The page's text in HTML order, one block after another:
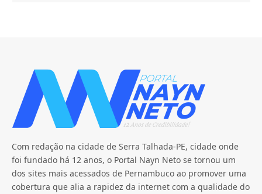
Com redação na cidade de Serra Talhada-PE, cidade onde
foi fundado há 12 anos, o Portal Nayn Neto se tornou um
dos sites mais acessados de Pernambuco ao promover uma
cobertura que alia a rapidez da internet com a qualidade do